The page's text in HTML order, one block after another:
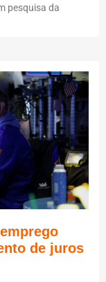
pesquisa da
de juros